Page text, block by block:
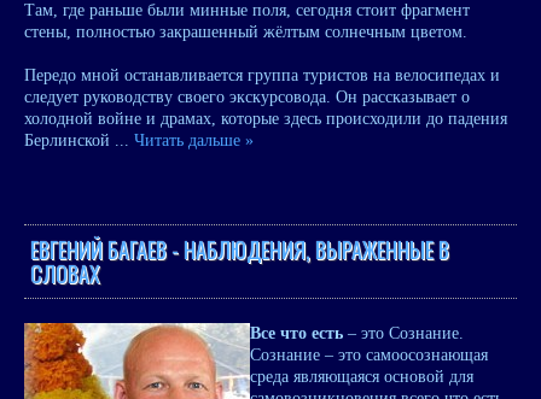
Там, где раньше были минные поля, сегодня стоит фрагмент
стены, полностью закрашенный жёлтым солнечным цветом.
Передо мной останавливается группа туристов на велосипедах и
следует руководству своего экскурсовода. Он рассказывает о
холодной войне и драмах, которые здесь происходили до падения
Берлинской ... Читать дальше »
ЕВГЕНИЙ БАГАЕВ - НАБЛЮДЕНИЯ, ВЫРАЖЕННЫЕ В
СЛОВАХ
Все что есть – это Сознание.
Сознание – это самоосознающая
среда являющаяся основой для